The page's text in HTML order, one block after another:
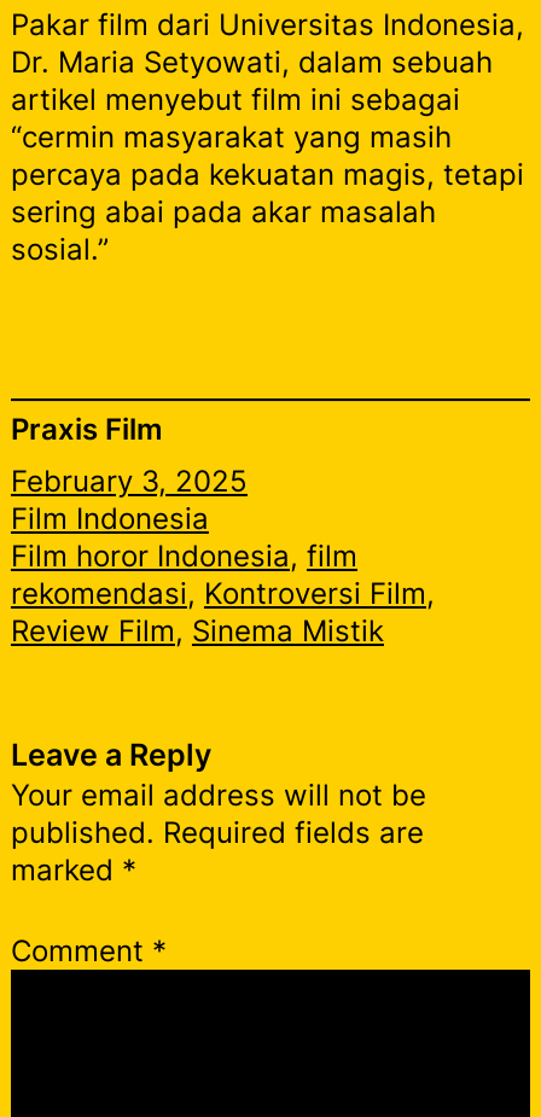
Pakar film dari Universitas Indonesia,
Dr. Maria Setyowati, dalam sebuah
artikel menyebut film ini sebagai
“cermin masyarakat yang masih
percaya pada kekuatan magis, tetapi
sering abai pada akar masalah
sosial.”
Praxis Film
February 3, 2025
Film Indonesia
Film horor Indonesia, film
rekomendasi, Kontroversi Film
Review Film, Sinema Mistik
Leave a Reply
Your email address will not be
published. Required fields are
marked *
Comment *